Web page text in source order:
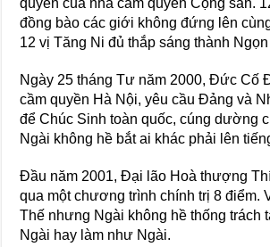
đồng bào các giới không đứng lên
12 vị Tăng Ni đủ thắp sáng thành
Ngày 25 tháng Tư năm 2000, Đức Cố
cầm quyền Hà Nội, yêu cầu Đảng và
để Chúc Sinh toàn quốc, cúng dường
Ngài không hề bắt ai khác phải lên
Đầu năm 2001, Đại lão Hoà thượng
qua một chương trình chính trị 8 điểm.
Thế nhưng Ngài không hề thống trách
Ngài hay làm như Ngài.